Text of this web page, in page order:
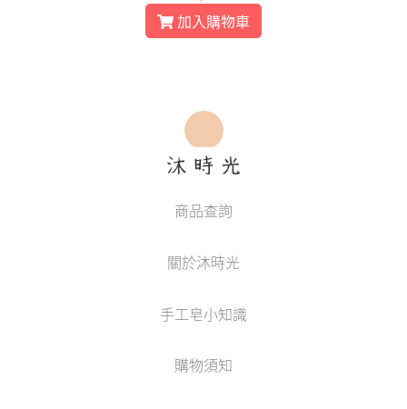
加入購物車
商品查詢
關於沐時光
手工皂小知識
購物須知